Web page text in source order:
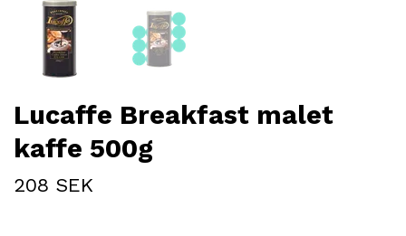
Lucaffe Breakfast malet
kaffe 500g
208 SEK